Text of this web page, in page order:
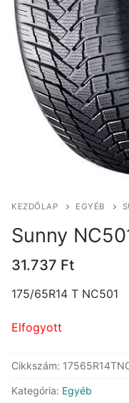
KEZDŐLAP EGYÉB
Sunny
31.737 Ft
175/65R14 T NC501
Elfogyott
Cikkszám:
Kategória: Egyéb